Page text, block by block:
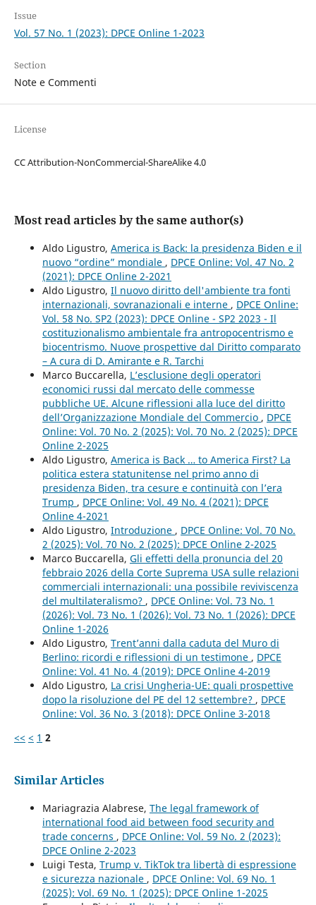
Issue
Vol. 57 No. 1 (2023): DPCE Online 1-2023
Section
Note e Commenti
License
CC Attribution-NonCommercial-ShareAlike 4.0
Most read articles by the same author(s)
Aldo Ligustro, America is Back: la presidenza Biden e il
nuovo “ordine” mondiale , DPCE Online: Vol. 47 No. 2
(2021): DPCE Online 2-2021
Aldo Ligustro, Il nuovo diritto dell'ambiente tra fonti
internazionali, sovranazionali e interne , DPCE Online:
Vol. 58 No. SP2 (2023): DPCE Online - SP2 2023 - Il
costituzionalismo ambientale fra antropocentrismo e
biocentrismo. Nuove prospettive dal Diritto comparato
– A cura di D. Amirante e R. Tarchi
Marco Buccarella, L’esclusione degli operatori
economici russi dal mercato delle commesse
pubbliche UE. Alcune riflessioni alla luce del diritto
dell’Organizzazione Mondiale del Commercio , DPCE
Online: Vol. 70 No. 2 (2025): Vol. 70 No. 2 (2025): DPCE
Online 2-2025
Aldo Ligustro, America is Back … to America First? La
politica estera statunitense nel primo anno di
presidenza Biden, tra cesure e continuità con l’era
Trump , DPCE Online: Vol. 49 No. 4 (2021): DPCE
Online 4-2021
Aldo Ligustro, Introduzione , DPCE Online: Vol. 70 No.
2 (2025): Vol. 70 No. 2 (2025): DPCE Online 2-2025
Marco Buccarella, Gli effetti della pronuncia del 20
febbraio 2026 della Corte Suprema USA sulle relazioni
commerciali internazionali: una possibile reviviscenza
del multilateralismo? , DPCE Online: Vol. 73 No. 1
(2026): Vol. 73 No. 1 (2026): Vol. 73 No. 1 (2026): DPCE
Online 1-2026
Aldo Ligustro, Trent’anni dalla caduta del Muro di
Berlino: ricordi e riflessioni di un testimone , DPCE
Online: Vol. 41 No. 4 (2019): DPCE Online 4-2019
Aldo Ligustro, La crisi Ungheria-UE: quali prospettive
dopo la risoluzione del PE del 12 settembre? , DPCE
Online: Vol. 36 No. 3 (2018): DPCE Online 3-2018
<< < 1 2
Similar Articles
Mariagrazia Alabrese, The legal framework of
international food aid between food security and
trade concerns , DPCE Online: Vol. 59 No. 2 (2023):
DPCE Online 2-2023
Luigi Testa, Trump v. TikTok tra libertà di espressione
e sicurezza nazionale , DPCE Online: Vol. 69 No. 1
(2025): Vol. 69 No. 1 (2025): DPCE Online 1-2025